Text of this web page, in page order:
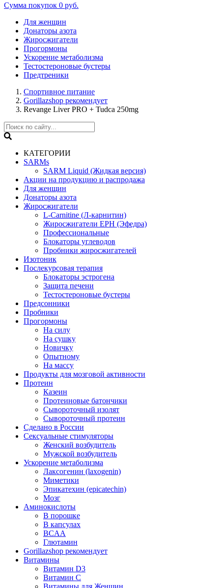
Сумма покупок 0 руб.
Для женщин
Донаторы азота
Жиросжигатели
Прогормоны
Ускорение метаболизма
Тестостероновые бустеры
Предтреники
Спортивное питание
Gorillazshop рекомендует
Revange Liver PRO + Tudca 250mg
КАТЕГОРИИ
SARMs
SARM Liquid (Жидкая версия)
Акции на продукцию и распродажа
Для женщин
Донаторы азота
Жиросжигатели
L-Carnitine (Л-карнитин)
Жиросжигатели EPH (Эфедра)
Профессиональные
Блокаторы углеводов
Пробники жиросжигателей
Изотоник
Послекурсовая терапия
Блокаторы эстрогена
Защита печени
Тестостероновые бустеры
Предсонники
Пробники
Прогормоны
На силу
На сушку
Новичку
Опытному
На массу
Продукты для мозговой активности
Протеин
Казеин
Протеиновые батончики
Сывороточный изолят
Сывороточный протеин
Сделано в России
Сексуальные стимуляторы
Женский возбудитель
Мужской возбудитель
Ускорение метаболизма
Лаксогенин (laxogenin)
Миметики
Эпикатехин (epicatechin)
Мозг
Аминокислоты
В порошке
В капсулах
BCAA
Глютамин
Gorillazshop рекомендует
Витамины
Витамин D3
Витамин С
Витамины для Женщин